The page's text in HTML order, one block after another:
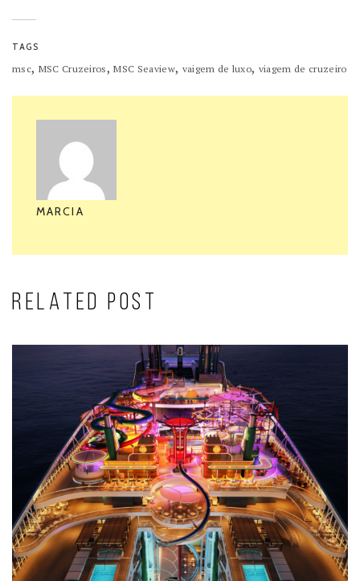
TAGS
msc, MSC Cruzeiros,MSC Seaview, vaigem de luxo, viagem de cruzeiro
MARCIA
RELATED POST